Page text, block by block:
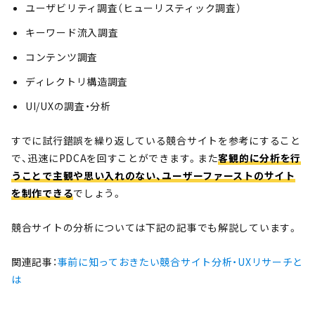
ユーザビリティ調査（ヒューリスティック調査）
キーワード流入調査
コンテンツ調査
ディレクトリ構造調査
UI/UXの調査・分析
すでに試行錯誤を繰り返している競合サイトを参考にすること
で、迅速にPDCAを回すことができます。また客観的に分析を行
うことで主観や思い入れのない、ユーザーファーストのサイト
を制作できるでしょう。
競合サイトの分析については下記の記事でも解説しています。
関連記事：事前に知っておきたい競合サイト分析・UXリサーチと
は